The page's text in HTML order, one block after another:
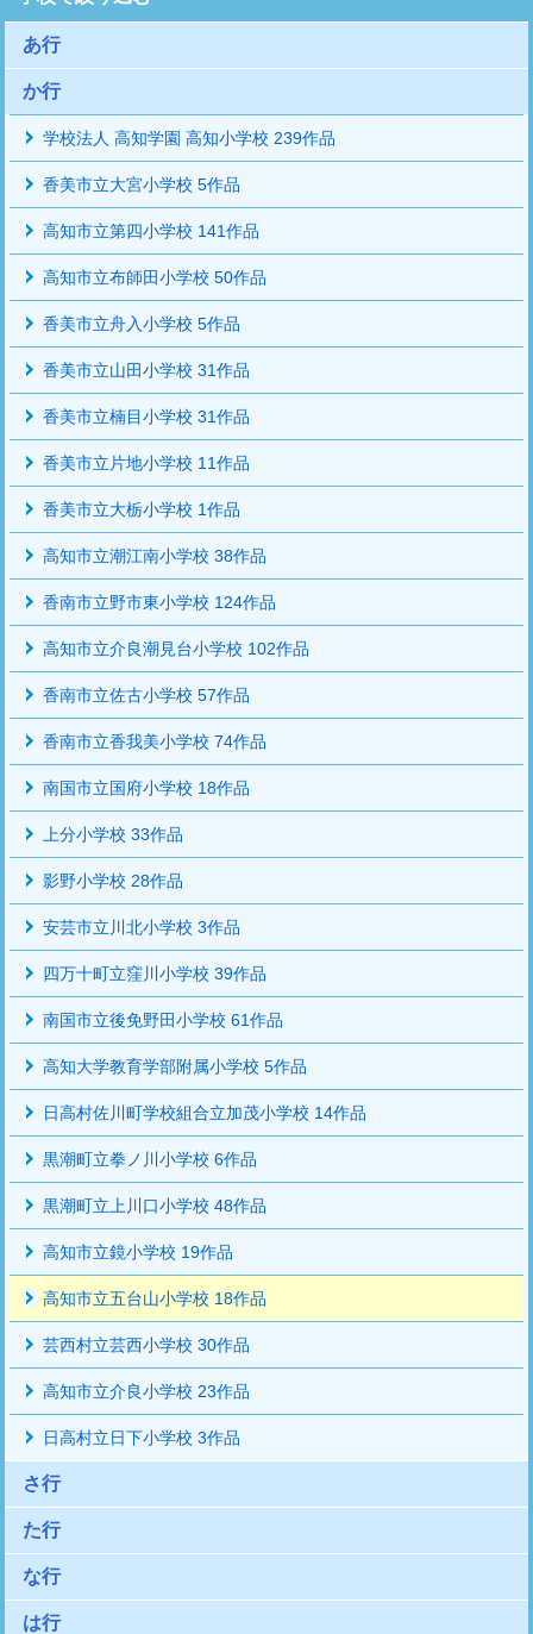
あ行
か行
学校法人 高知学園 高知小学校 239作品
香美市立大宮小学校 5作品
高知市立第四小学校 141作品
高知市立布師田小学校 50作品
香美市立舟入小学校 5作品
香美市立山田小学校 31作品
香美市立楠目小学校 31作品
香美市立片地小学校 11作品
香美市立大栃小学校 1作品
高知市立潮江南小学校 38作品
香南市立野市東小学校 124作品
高知市立介良潮見台小学校 102作品
香南市立佐古小学校 57作品
香南市立香我美小学校 74作品
南国市立国府小学校 18作品
上分小学校 33作品
影野小学校 28作品
安芸市立川北小学校 3作品
四万十町立窪川小学校 39作品
南国市立後免野田小学校 61作品
高知大学教育学部附属小学校 5作品
日高村佐川町学校組合立加茂小学校 14作品
黒潮町立拳ノ川小学校 6作品
黒潮町立上川口小学校 48作品
高知市立鏡小学校 19作品
高知市立五台山小学校 18作品
芸西村立芸西小学校 30作品
高知市立介良小学校 23作品
日高村立日下小学校 3作品
さ行
た行
な行
は行